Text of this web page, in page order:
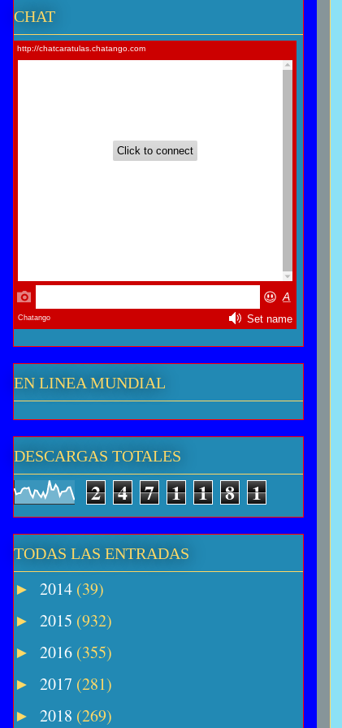
CHAT
EN LINEA MUNDIAL
DESCARGAS TOTALES
2 4 7 1 1 8 1
TODAS LAS ENTRADAS
► 2014 (39)
► 2015 (932)
► 2016 (355)
► 2017 (281)
► 2018 (269)